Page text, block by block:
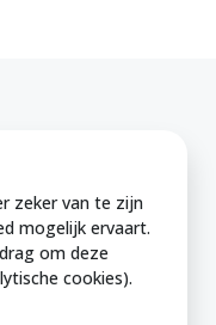
zeker van te zijn
mogelijk ervaart.
om deze
cookies).